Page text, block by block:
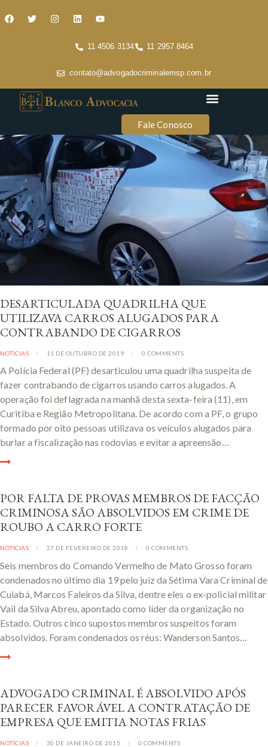
11 4506 3134 11 2957 8464
contato@advogadocriminalemsp.com.br
Fale Conosco
DESARTICULADA QUADRILHA QUE
UTILIZAVA CARROS ALUGADOS PARA
CONTRABANDO DE CIGARROS
NOTÍCIAS 11 DE OUTUBRO DE 2019 0 COMMENTS
A Polícia Federal (PF) desarticulou uma quadrilha suspeita de
fazer contrabando de cigarros usando carros alugados. A
operação foi deflagrada na manhã desta sexta-feira (11), em
Curitiba e Região Metropolitana. De acordo com a PF, o grupo
formado por oito pessoas utilizava os veículos alugados para
burlar a fiscalização nas rodovias e evitar a apreensão…
POR FALTA DE PROVAS MEMBROS DE FACÇÃO
CRIMINOSA SÃO ABSOLVIDOS EM CRIME DE
ROUBO A CARRO FORTE
NOTÍCIAS 27 DE FEVEREIRO DE 2018 0 COMMENTS
Seis membros do Comando Vermelho de Mato Grosso foram
condenados no último dia 19 pelo juiz da Sétima Vara Criminal de
Cuiabá, Marcos Faleiros da Silva, dentre eles o ex-policial militar
Vail da Silva Abreu, apontado como líder da organização no
Estado. Outros cinco supostos membros suspeitos foram
absolvidos. Foram condenados os réus: Wanderson Santos…
ADVOGADO CRIMINAL É ABSOLVIDO APÓS
PARECER FAVORÁVEL A CONTRATAÇÃO DE
EMPRESA QUE EMITIA NOTAS FRIAS
NOTÍCIAS 30 DE JANEIRO DE 2015 0 COMMENTS